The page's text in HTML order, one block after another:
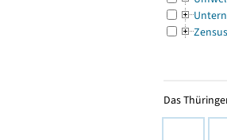
Zensus
Das